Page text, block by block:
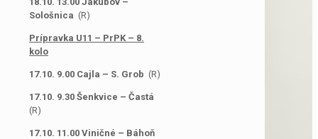
Sološnica (R)
Prípravka U11 – PrPK – 8.
kolo
17.10. 9.00 Cajla – S. Grob (R)
17.10. 9.30 Šenkvice – Častá
(R)
17.10. 11.00 Viničné – Báhoň